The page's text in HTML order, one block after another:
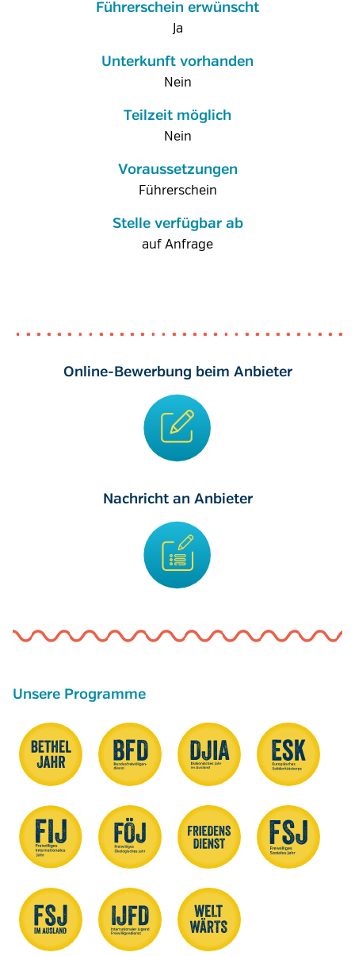
Führerschein erwünscht
Ja
Unterkunft vorhanden
Nein
Teilzeit möglich
Nein
Voraussetzungen
Führerschein
Stelle verfügbar ab
auf Anfrage
Online-Bewerbung beim Anbieter
Nachricht an Anbieter
Unsere Programme